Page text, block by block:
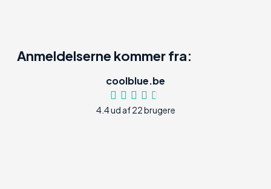
Anmeldelserne kommer fra:
coolblue.be
4.4 ud af 22 brugere